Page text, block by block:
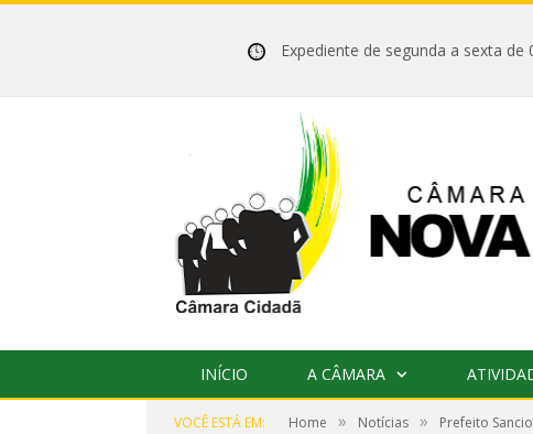
Expediente de segunda a sexta
INÍCIO A CÂMARA
VOCÊ ESTÁ EM: Home » Notícias » Prefeito